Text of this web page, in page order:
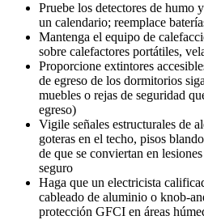
Pruebe los detectores de humo
un calendario; reemplace
Mantenga el equipo de
sobre calefactores portátiles,
Proporcione extintores
de egreso de los dormitorios
muebles o rejas de seguridad
egreso)
Vigile señales estructurales de
goteras en el techo, pisos
de que se conviertan en
seguro
Haga que un electricista
cableado de aluminio o knob-
protección GFCI en áreas